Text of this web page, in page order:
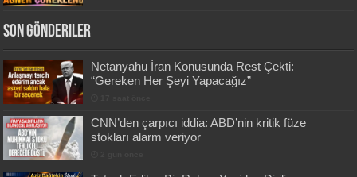
Son Gönderiler
Netanyahu İran Konusunda Rest Çekti:
“Gereken Her Şeyi Yapacağız”
CNN’den çarpıcı iddia: ABD’nin kritik füze
stokları alarm veriyor